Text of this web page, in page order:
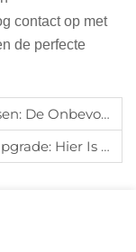
contact op met
de perfecte
Siliconen En Memoryschaum
Over Slimme Bedmatrassen